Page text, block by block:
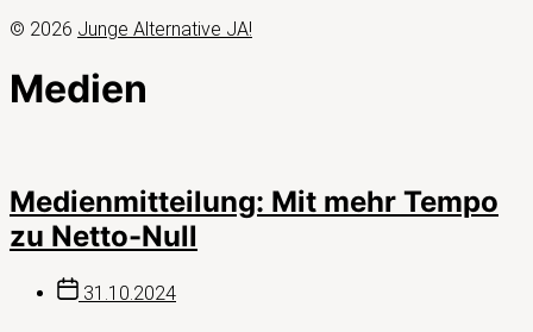
© 2026 Junge Alternative JA!
Medien
Medienmitteilung: Mit mehr Tempo
zu Netto-Null
Beitragsdatum
31.10.2024